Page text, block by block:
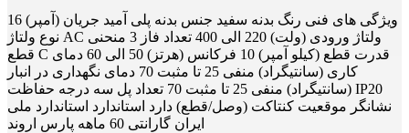
ویژگی های فنی رنگ بدنه سفید جنس بدنه پلی آمید جریان (آمپر) 16
نوع ولتاژ AC ولتاژ ورودی (ولت) 220 الی 400 تعداد فاز 3 منحنی
قطع C قدرت قطع (کیلو آمپر) 10 فرکانس (هرتز) 50 الی 60 دمای
کاری (سانتیگراد) منفی 25 تا مثبت 70 دمای نگهداری در انبار
(سانتیگراد) منفی 25 تا مثبت 70 تعداد پل سه درجه حفاظت IP20
نشانگر موقعیت کنتاکت (وصل/قطع) دارد استاندارد استاندارد ملی
ایران گارانتی 60 ماهه پارس اروند